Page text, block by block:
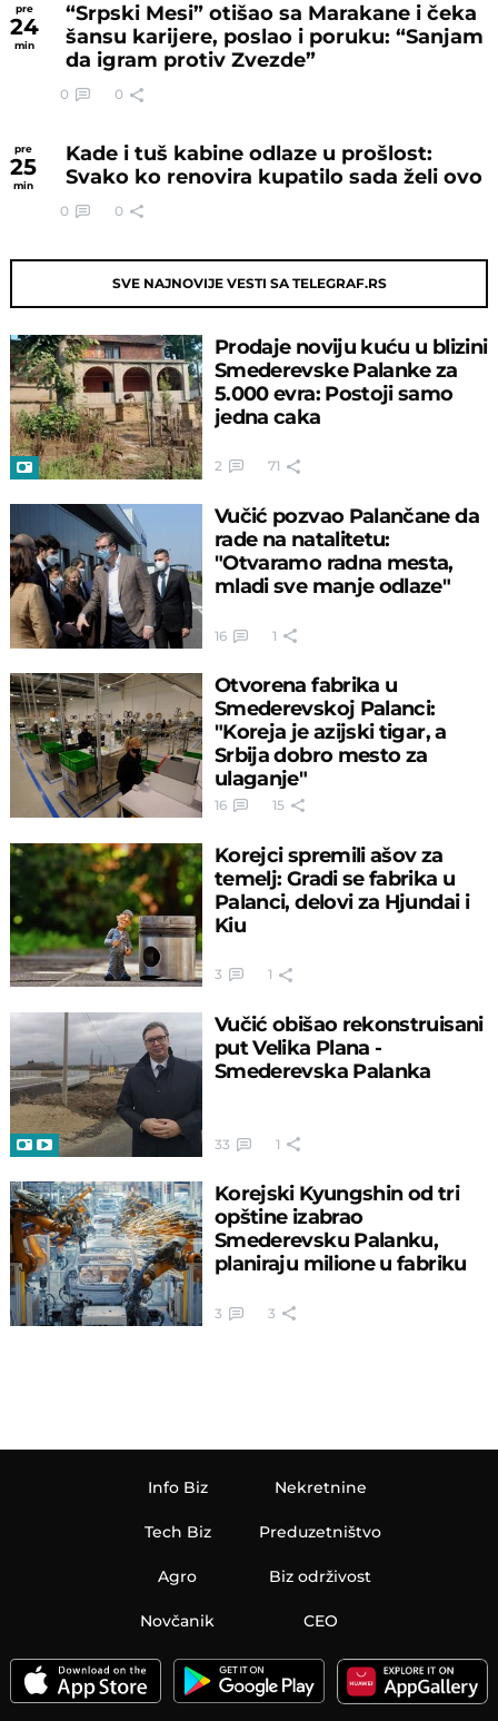
pre
24
min
“Srpski Mesi” otišao sa Marakane i čeka
šansu karijere, poslao i poruku: “Sanjam
da igram protiv Zvezde”
0 0
pre
25
min
Kade i tuš kabine odlaze u prošlost:
Svako ko renovira kupatilo sada želi ovo
0 0
SVE NAJNOVIJE VESTI SA TELEGRAF.RS
Prodaje noviju kuću u blizini
Smederevske Palanke za
5.000 evra: Postoji samo
jedna caka
2 71
Vučić pozvao Palančane da
rade na natalitetu:
"Otvaramo radna mesta,
mladi sve manje odlaze"
16 1
Otvorena fabrika u
Smederevskoj Palanci:
"Koreja je azijski tigar, a
Srbija dobro mesto za
ulaganje"
16 15
Korejci spremili ašov za
temelj: Gradi se fabrika u
Palanci, delovi za Hjundai i
Kiu
3 1
Vučić obišao rekonstruisani
put Velika Plana -
Smederevska Palanka
33 1
Korejski Kyungshin od tri
opštine izabrao
Smederevsku Palanku,
planiraju milione u fabriku
3 3
Info Biz
Tech Biz
Agro
Nekretnine
Preduzetništvo
Biz održivost
Novčanik CEO